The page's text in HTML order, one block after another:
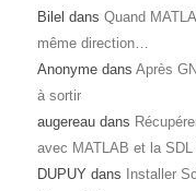
Bilel dans Quand
même direction…
Anonyme dans Après
à sortir
augereau dans
avec MATLAB et la SDL
DUPUY dans
Installer